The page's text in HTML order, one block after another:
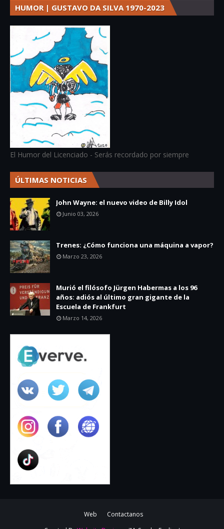
HUMOR | GUSTAVO DA SILVA 1970-2023
El Humor del Licenciado - Serás recordado por siempre
ÚLTIMAS NOTICIAS
John Wayne: el nuevo video de Billy Idol
Junio 03, 2026
Trenes: ¿Cómo funciona una máquina a vapor?
Marzo 23, 2026
Murió el filósofo Jürgen Habermas a los 96
años: adiós al último gran gigante de la
Escuela de Frankfurt
Marzo 14, 2026
Web
Contactanos